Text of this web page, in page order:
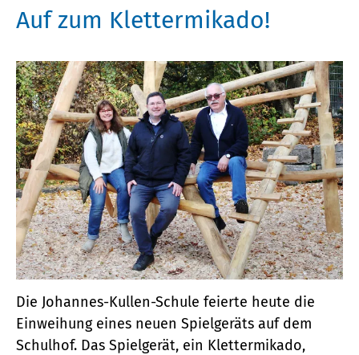
Auf zum Klettermikado!
Die Johannes-Kullen-Schule feierte heute die
Einweihung eines neuen Spielgeräts auf dem
Schulhof. Das Spielgerät, ein Klettermikado,